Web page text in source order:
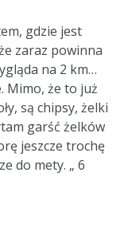
gdzie jest
zaraz powinna
na 2 km…
Mimo, że to już
są chipsy, żelki
garść żelków
jeszcze trochę
do mety. „ 6